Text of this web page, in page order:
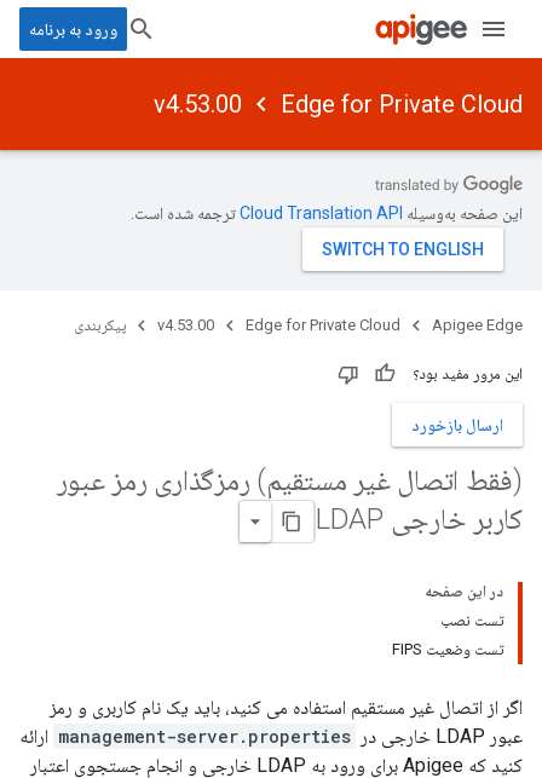
ورود به برنامه
Edge for Private Cloud
v4.53.00
این صفحه به‌وسیله ترجمه شده است.
Apigee Edge
Edge for Private Cloud
v4.53.00 پیکربندی
این مرور مفید بود؟
ارسال بازخورد
(فقط اتصال غیر مستقیم) رمزگذاری رمز عبور
کاربر خارجی LDAP
در این صفحه
تست نصب
تست وضعیت FIPS
اگر از اتصال غیر مستقیم استفاده می کنید، باید یک نام کاربری و رمز
عبور LDAP خارجی در
management-server.properties ارائه
کنید که Apigee برای ورود به LDAP خارجی و انجام جستجوی اعتبار